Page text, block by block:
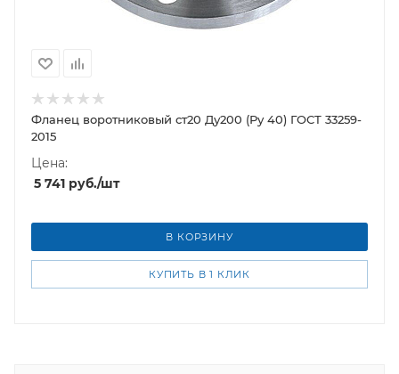
Фланец воротниковый ст20 Ду200 (Ру 40) ГОСТ 33259-
2015
Цена:
5 741 руб./шт
В КОРЗИНУ
КУПИТЬ В 1 КЛИК